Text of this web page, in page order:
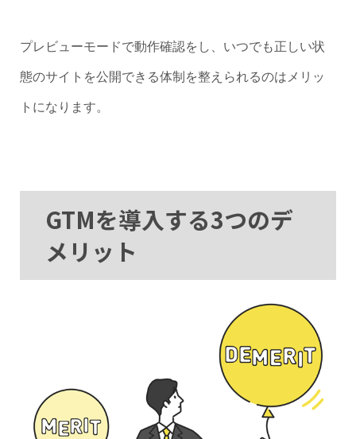
プレビューモードで動作確認をし、いつでも正しい状
態のサイトを公開できる体制を整えられるのはメリッ
トになります。
GTMを導入する3つのデ
メリット